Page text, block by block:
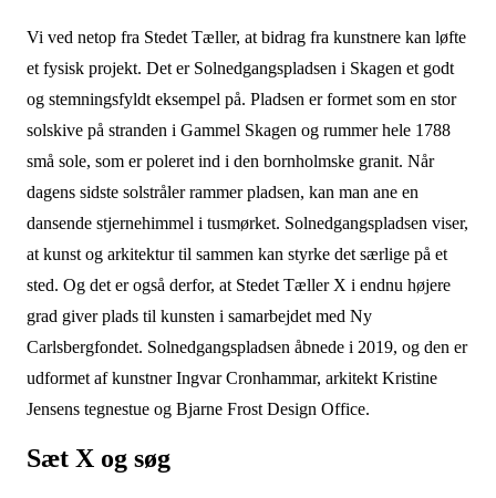
Vi ved netop fra Stedet Tæller, at bidrag fra kunstnere kan løfte
et fysisk projekt. Det er Solnedgangspladsen i Skagen et godt
og stemningsfyldt eksempel på. Pladsen er formet som en stor
solskive på stranden i Gammel Skagen og rummer hele 1788
små sole, som er poleret ind i den bornholmske granit. Når
dagens sidste solstråler rammer pladsen, kan man ane en
dansende stjernehimmel i tusmørket. Solnedgangspladsen viser,
at kunst og arkitektur til sammen kan styrke det særlige på et
sted. Og det er også derfor, at Stedet Tæller X i endnu højere
grad giver plads til kunsten i samarbejdet med Ny
Carlsbergfondet. Solnedgangspladsen åbnede i 2019, og den er
udformet af kunstner Ingvar Cronhammar, arkitekt Kristine
Jensens tegnestue og Bjarne Frost Design Office.
Sæt X og søg